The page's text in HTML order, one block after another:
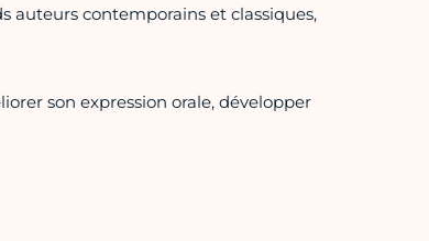
auteurs contemporains et classiques,
son expression orale, développer